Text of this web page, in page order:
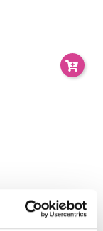
Kolagen Rybi